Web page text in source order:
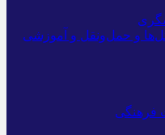
و حمل‌و‌نقل و آموزشی
فرهنگی